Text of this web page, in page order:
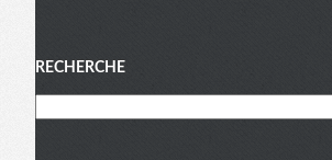
Menu
RECHERCHE